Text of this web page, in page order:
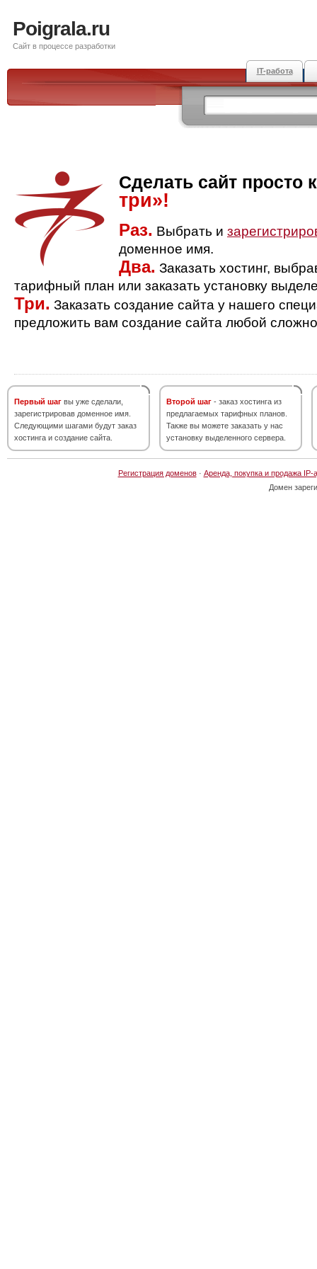
Poigrala.ru
Сайт в процессе разработки
IT-работа
Сделать сайт просто
три»!
Раз. Выбрать и
доменное имя.
Два. Заказать хостинг,
тарифный план или заказать установку
Три. Заказать создание сайта у нашего
предложить вам создание сайта любой
Первый шаг вы уже сделали,
зарегистрировав доменное имя.
Следующими шагами будут заказ
хостинга и создание сайта.
Второй шаг - заказ хостинга из
предлагаемых тарифных планов.
Также вы можете заказать у нас
установку выделенного сервера.
Регистрация доменов· Аренда, покупка и продажа IP-
Домен